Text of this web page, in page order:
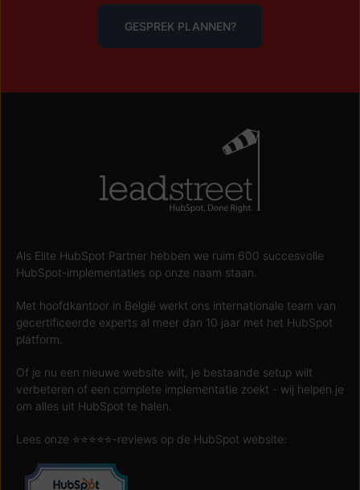
GESPREK PLANNEN?
Als Elite HubSpot Partner hebben we ruim 600 succesvolle
HubSpot-implementaties op onze naam staan.
Met hoofdkantoor in België werkt ons internationale team van
gecertificeerde experts al meer dan 10 jaar met het HubSpot
platform.
Of je nu een nieuwe website wilt, je bestaande setup wilt
verbeteren of een complete implementatie zoekt - wij helpen je
om alles uit HubSpot te halen.
Lees onze ⭐️⭐️⭐️⭐️⭐️-reviews op de HubSpot website: